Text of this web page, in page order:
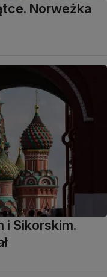
Norweżka
i Sikorskim.